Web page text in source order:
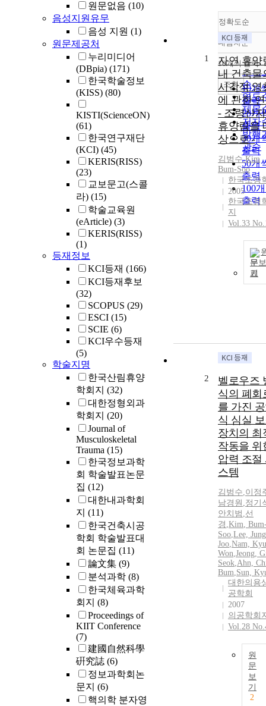
원문없음 (10)
음성지원유무
음성 지원 (1)
원문제공처
누리미디어
(DBpia) (171)
한국학술정보
(KISS) (80)
KISTI(ScienceON)
(61)
한국연구재단
(KCI) (45)
KERIS(RISS)
(23)
교보문고(스콜
라) (15)
학술교육원
(eArticle) (3)
KERIS(RISS)
(1)
등재정보
KCI등재 (166)
KCI등재후보
(32)
SCOPUS (29)
ESCI (15)
SCIE (6)
KCI우수등재
(5)
학술지명
한국산림휴양
학회지 (32)
대한정형외과
학회지 (20)
Journal of
Musculoskeletal
Trauma (15)
한국정보과학
회 학술발표논문
집 (12)
대한내과학회
지 (11)
한국건축시공
학회 학술발표대
회 논문집 (11)
論文集 (9)
분석과학 (8)
한국체육과학
회지 (8)
Proceedings of
KIIT Conference
(7)
建國自然科學
硏究誌 (6)
정보과학회논
문지 (6)
핵의학 분자영
정확도순
정확
순
인기
순
연도
제목
저자
발행
관순
내림차순
내림
10개씩 출력
10개
출력
20개
출력
30개
출력
50개
출력
100
출력
조회
1
자연 휴양
내 건축물
시각적 영
에 관한
- 조령산
휴양림을
상으로 -
김범수,Kim
Bum-Soo
한국조경
2005
한국조경
지
Vol.33
문보
기
2
벨로우즈
식의 폐회
를 가진
식 심실
장치의 최
작동을 위
압력 조절
스템
김범수,이정
남경원 ,정기
안치범 ,선
경 ,Kim, Bum
Soo,Lee,
Joo,Nam,
Won,Jeong,
Seok,Ahn,
Bum,Sun,
대한의용
공학회
2007
의공학회
Vol.28
원
문
보
기
2